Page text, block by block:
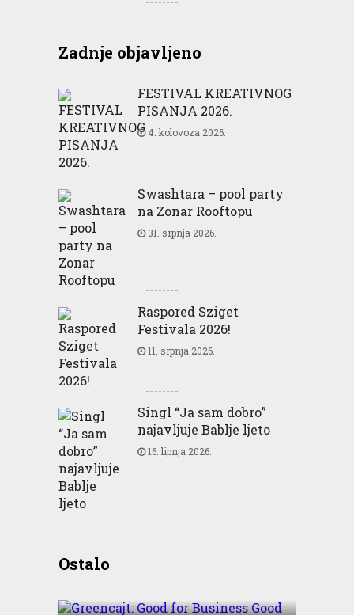
Zadnje objavljeno
FESTIVAL KREATIVNOG
PISANJA 2026.
4. kolovoza 2026.
Swashtara – pool party
na Zonar Rooftopu
31. srpnja 2026.
Raspored Sziget
Festivala 2026!
11. srpnja 2026.
Singl “Ja sam dobro”
najavljuje Bablje ljeto
16. lipnja 2026.
OstaloBusiness Good for People